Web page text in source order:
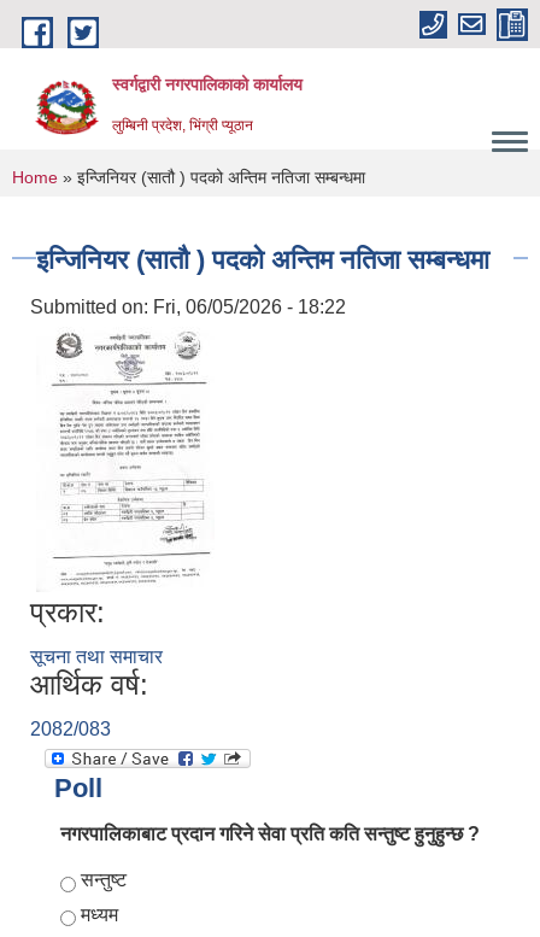
Skip to main content
स्वर्गद्वारी नगरपालिकाको कार्यालय
लुम्बिनी प्रदेश, भिंग्री प्यूठान
You are here
Home » इन्जिनियर (सातौ ) पदको अन्तिम नतिजा सम्बन्धमा
इन्जिनियर (सातौ ) पदको अन्तिम नतिजा सम्बन्धमा
Submitted on: Fri, 06/05/2026 - 18:22
प्रकार:
सूचना तथा समाचार
आर्थिक वर्ष:
2082/083
Poll
नगरपालिकाबाट प्रदान गरिने सेवा प्रति कति सन्तुष्ट हुनुहुन्छ ?
Choices
सन्तुष्ट
मध्यम